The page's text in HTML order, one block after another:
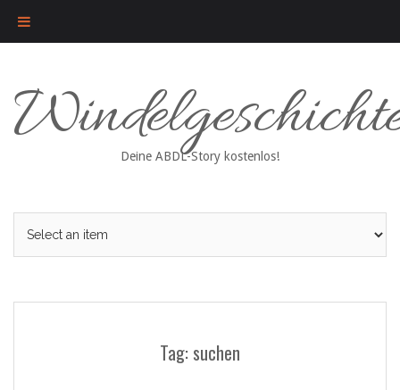
content
Deine ABDL-Story kostenlos!
Tag: suchen